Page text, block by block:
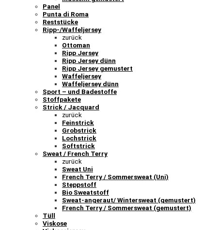
Panel
Punta di Roma
Reststücke
Ripp-/Waffeljersey
zurück
Ottoman
Ripp Jersey
Ripp Jersey dünn
Ripp Jersey gemustert
Waffeljersey
Waffeljersey dünn
Sport – und Badestoffe
Stoffpakete
Strick / Jacquard
zurück
Feinstrick
Grobstrick
Lochstrick
Softstrick
Sweat / French Terry
zurück
Sweat Uni
French Terry / Sommersweat (Uni)
Steppstoff
Bio Sweatstoff
Sweat-angeraut/ Wintersweat (gemustert)
French Terry / Sommersweat (gemustert)
Tüll
Viskose